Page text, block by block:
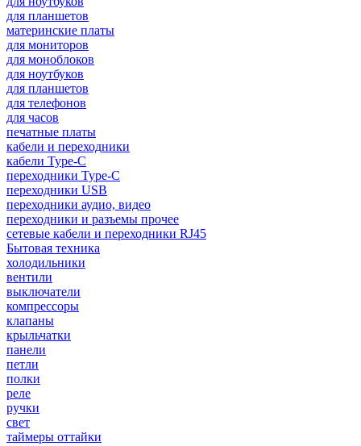
для планшетов
материнские платы
для мониторов
для моноблоков
для ноутбуков
для планшетов
для телефонов
для часов
печатные платы
кабели и переходники
кабели Type-C
переходники Type-C
переходники USB
переходники аудио, видео
переходники и разъемы прочее
сетевые кабели и переходники RJ45
Бытовая техника
холодильники
вентили
выключатели
компрессоры
клапаны
крыльчатки
панели
петли
полки
реле
ручки
свет
таймеры оттайки